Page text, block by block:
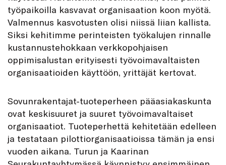
työpaikoilla kasvavat organisaation koon myötä.
Valmennus kasvotusten olisi niissä liian kallista.
Siksi kehitimme perinteisten työkalujen rinnalle
kustannustehokkaan verkkopohjaisen
oppimisalustan erityisesti työvoimavaltaisten
organisaatioiden käyttöön, yrittäjät kertovat.
Sovunrakentajat-tuoteperheen pääasiakaskunta
ovat keskisuuret ja suuret työvoimavaltaiset
organisaatiot. Tuoteperhettä kehitetään edelleen
ja testataan pilottiorganisaatioissa tämän ja ensi
vuoden aikana. Turun ja Kaarinan